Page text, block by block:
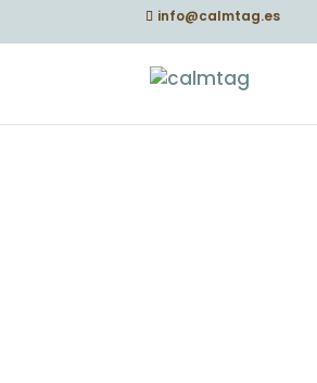
info@calmtag.es